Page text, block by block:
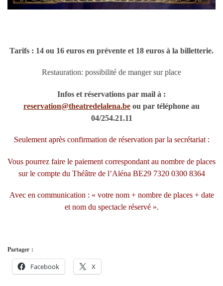
Tarifs : 14 ou 16 euros en prévente et 18 euros à la billetterie.
Restauration: possibilité de manger sur place
Infos et réservations par mail à :
reservation@theatredelalena.be ou par téléphone au
04/254.21.11
Seulement après confirmation de réservation par la secrétariat :
Vous pourrez faire le paiement correspondant au nombre de places
sur le compte du Théâtre de l’Aléna BE29 7320 0300 8364
Avec en communication : « votre nom + nombre de places + date
et nom du spectacle réservé ».
Partager :
Facebook X